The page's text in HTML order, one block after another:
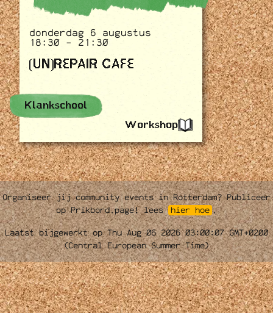
donderdag 6 augustus
18:30 - 21:30
(UN)REPAIR CAFE
Klankschool
Workshop
Organiseer jij community events in Rotterdam? Publiceer
op Prikbord.page! lees hier hoe .
Laatst bijgewerkt op Thu Aug 06 2026 03:00:07 GMT+0200
(Central European Summer Time)